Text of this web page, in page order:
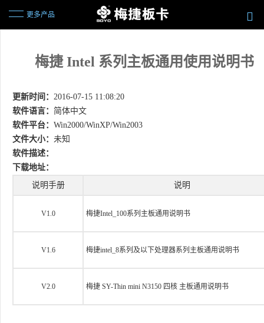
更多产品
梅捷 Intel 系列主板通用使用说明书
更新时间： 2016-07-15 11:08:20
软件语言： 简体中文
软件平台： Win2000/WinXP/Win2003
文件大小： 未知
软件描述：
下载地址：
说明手册
说明
V1.0 梅捷Intel_100系列主板通用说明书
V1.6 梅捷intel_8系列及以下处理器系列主板通用说明书
V2.0 梅捷 SY-Thin mini N3150 四核 主板通用说明书